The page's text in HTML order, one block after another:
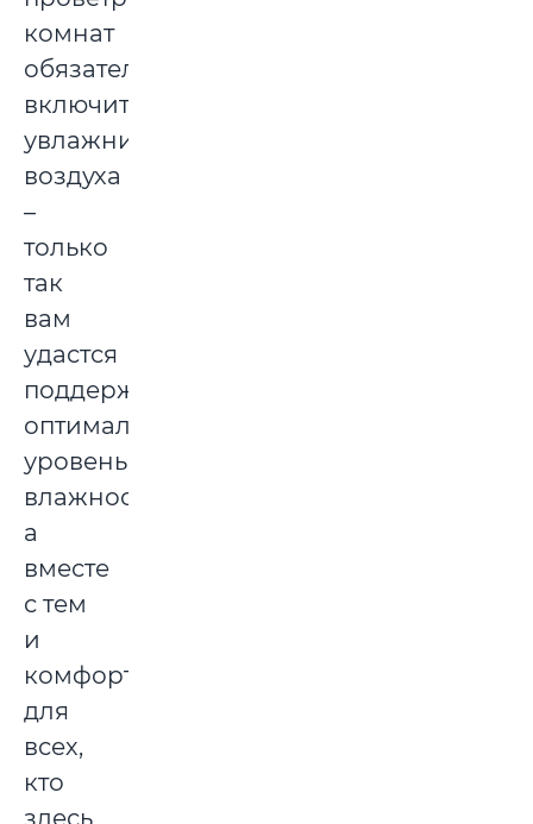
комнат
обязательно
включите
увлажнитель
воздуха
–
только
так
вам
удастся
поддерживать
оптимальный
уровень
влажности,
а
вместе
с тем
и
комфорт
для
всех,
кто
здесь